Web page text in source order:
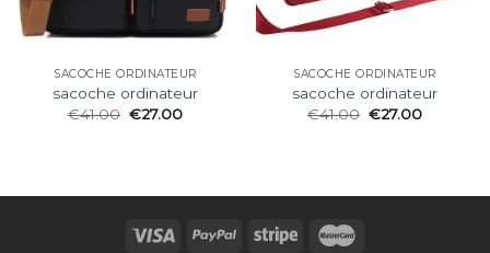
SACOCHE ORDINATEUR
sacoche ordinateur
€41.00 €27.00
SACOCHE ORDINATEUR
sacoche ordinateur
€41.00 €27.00